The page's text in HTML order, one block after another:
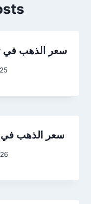
سعر الذهب في تركيا
سعر الذهب في تركيا